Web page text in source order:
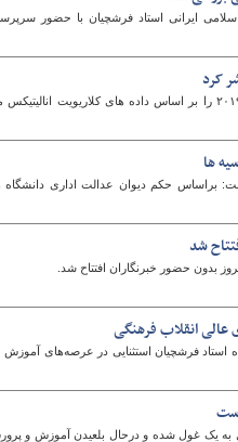
ایرانی استاد فرشچیان با حضور
کرد
ها
براساس حکم دیوان عدالت اداری
شد
بدون حضور خبرنگاران افتتاح شد.
عالی انقلاب فرهنگی
استاد فرشچیان استثنایی در عرصه‌های
به یک غول شده و درحال بلعیدن آموزش‌ و